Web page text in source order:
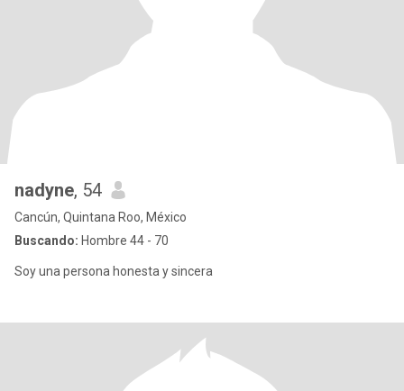
nadyne, 54
Cancún, Quintana Roo, México
Buscando: Hombre 44 - 70
Soy una persona honesta y sincera